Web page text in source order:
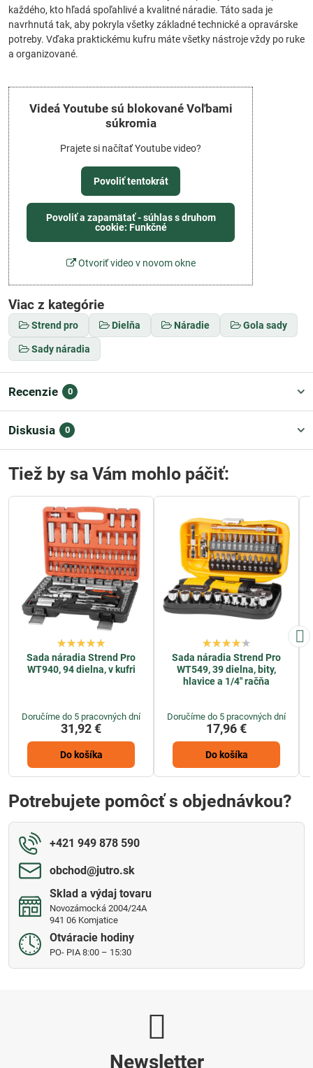
každého, kto hľadá spoľahlivé a kvalitné náradie. Táto sada je
navrhnutá tak, aby pokryla všetky základné technické a opravárske
potreby. Vďaka praktickému kufru máte všetky nástroje vždy po ruke
a organizované.
Videá Youtube sú blokované Voľbami
súkromia
Prajete si načítať Youtube video?
Povoliť tentokrát
Povoliť a zapamätať - súhlas s druhom
cookie: Funkčné
Otvoriť video v novom okne
Viac z kategórie
Strend pro Dielňa Náradie Gola sady
Sady náradia
Recenzie 0
Diskusia 0
Tiež by sa Vám mohlo páčiť:
Sada náradia Strend Pro
WT940, 94 dielna, v kufri
Doručíme do 5 pracovných dní
31,92 €
Do košíka
Sada náradia Strend Pro
WT549, 39 dielna, bity,
hlavice a 1/4" račňa
Doručíme do 5 pracovných dní
17,96 €
Do košíka
Potrebujete pomôcť s objednávkou?
+421 949 878 590
obchod​@jutro​.sk
Sklad a výdaj tovaru
Novozámocká 2004/24A
941 06 Komjatice
Otváracie hodiny
PO- PIA 8:00 – 15:30
Newsletter